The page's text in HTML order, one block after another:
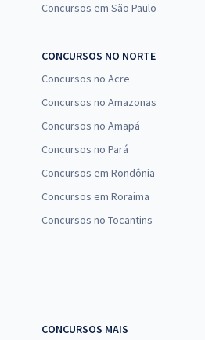
Concursos em São Paulo
CONCURSOS NO NORTE
Concursos no Acre
Concursos no Amazonas
Concursos no Amapá
Concursos no Pará
Concursos em Rondônia
Concursos em Roraima
Concursos no Tocantins
CONCURSOS MAIS